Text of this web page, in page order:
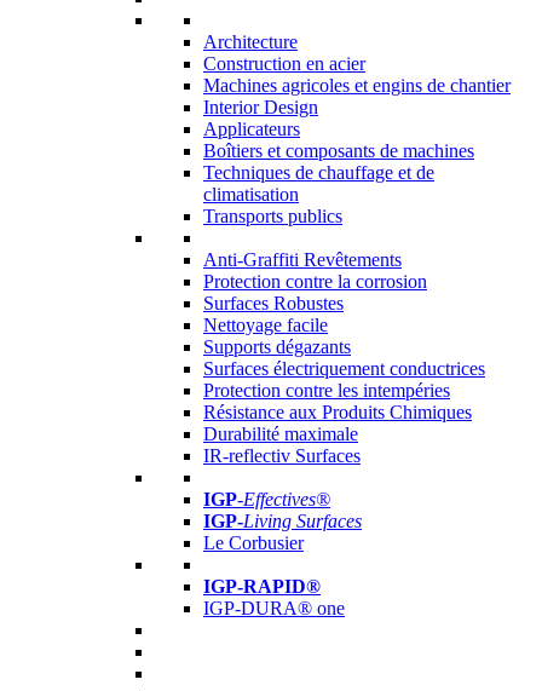
Architecture
Construction en acier
Machines agricoles et engins de chantier
Interior Design
Applicateurs
Boîtiers et composants de machines
Techniques de chauffage et de
climatisation
Transports publics
Anti-Graffiti Revêtements
Protection contre la corrosion
Surfaces Robustes
Nettoyage facile
Supports dégazants
Surfaces électriquement conductrices
Protection contre les intempéries
Résistance aux Produits Chimiques
Durabilité maximale
IR-reflectiv Surfaces
IGP-Effectives®
IGP-Living Surfaces
Le Corbusier
IGP-RAPID®
IGP-DURA® one